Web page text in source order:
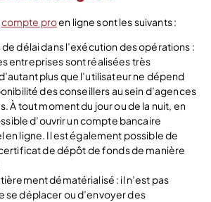
compte proen ligne sont les suivants :
de délai dans l’exécution des opérations :
entreprises sont réalisées très
plus que l’utilisateur ne dépend
des conseillers au sein d’agences
À tout moment du jour ou de la nuit, en
d’ouvrir un compte bancaire
en ligne. Il est également possible de
de dépôt de fonds de manière
dématérialisé : il n’est pas
se déplacer ou d’envoyer des